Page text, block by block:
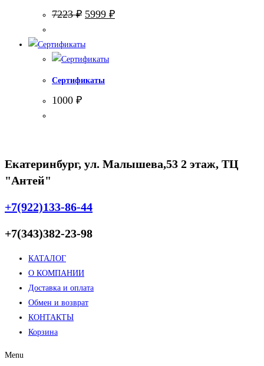
7223₽ Первоначальная
цена
7223 ₽.
5999 ₽Текущая
цена:
Сертификаты
1000 ₽
Екатеринбург, ул. Малышева,53 2 этаж, ТЦ
"Антей"
+7(922)133-86-44
+7(343)382-23-98
КАТАЛОГ
О КОМПАНИИ
Доставка и оплата
Обмен и возврат
КОНТАКТЫ
Корзина
Menu